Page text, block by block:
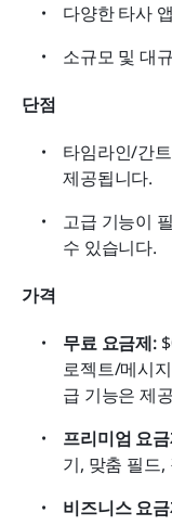
다양한 타사
소규모 및 대
단점
타임라인/간
제공됩니다.
고급 기능이
수 있습니다.
가격
무료 요금제:
로젝트/메시
급 기능은 제
프리미엄 요
기, 맞춤 필드
비즈니스 요